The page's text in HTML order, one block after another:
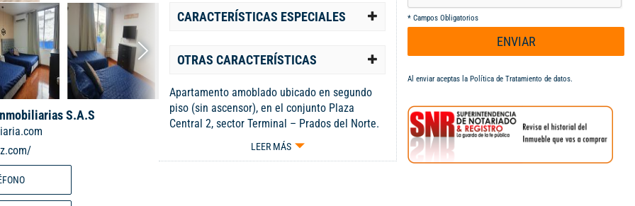
S.A.S
CARACTERÍSTICAS ESPECIALES
OTRAS CARACTERÍSTICAS
Apartamento amoblado ubicado en segundo
piso (sin ascensor), en el conjunto Plaza
Central 2, sector Terminal – Prados del Norte.
El inmueble cuenta con una distribución
funcional que incluye 2 habitaciones, cada una
LEER MÁS
* Campos Obligatorios
ENVIAR
Al enviar aceptas la Política de Tratamiento de datos.